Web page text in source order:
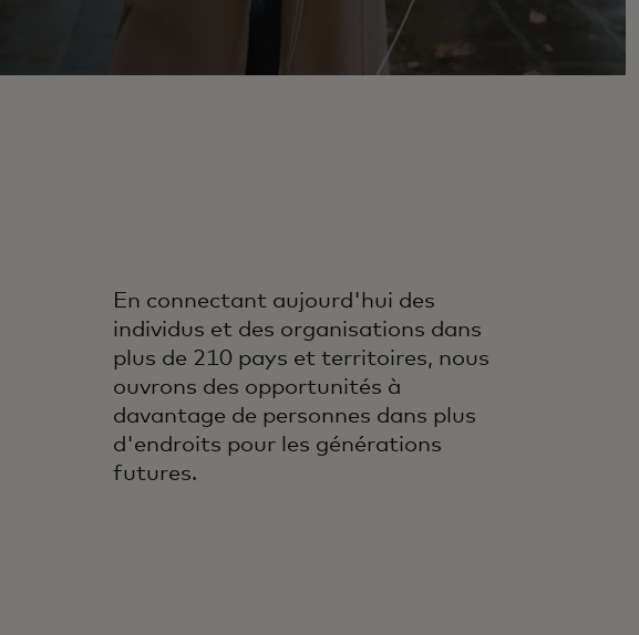
En connectant aujourd'hui des
individus et des organisations dans
plus de 210 pays et territoires, nous
ouvrons des opportunités à
davantage de personnes dans plus
d'endroits pour les générations
futures.